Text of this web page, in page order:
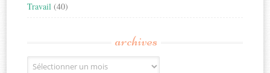
Travail (40)
archives
Archives